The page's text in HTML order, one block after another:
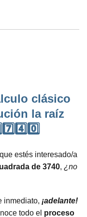
clásico
la raíz
estés interesado/a
de 3740, ¿no
inmediato, ¡adelante!
todo el proceso